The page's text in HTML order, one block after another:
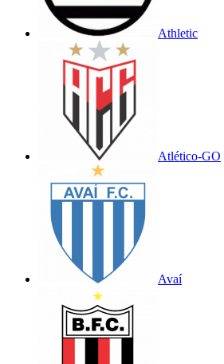
Athletic
Atlético-GO
Avaí